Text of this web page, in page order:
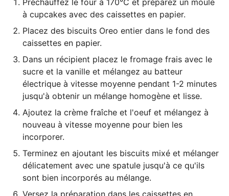
Préchauffez le four à 170°C et préparez un moule
à cupcakes avec des caissettes en papier.
Placez des biscuits Oreo entier dans le fond des
caissettes en papier.
Dans un récipient placez le fromage frais avec le
sucre et la vanille et mélangez au batteur
électrique à vitesse moyenne pendant 1-2 minutes
jusqu'à obtenir un mélange homogène et lisse.
Ajoutez la crème fraîche et l'oeuf et mélangez à
nouveau à vitesse moyenne pour bien les
incorporer.
Terminez en ajoutant les biscuits mixé et mélanger
délicatement avec une spatule jusqu'à ce qu'ils
sont bien incorporés au mélange.
Versez la préparation dans les caissettes en